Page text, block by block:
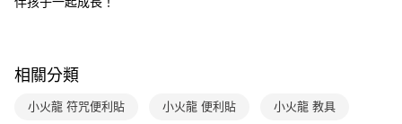
帳／街口支付／iPASS MONEY」等通路繳費。
用戶於交易時，得透過本服務購買商品或服務，並由商店將買賣／分期付款
2.基於同意付款使用「大哥付你分期」之契約關係目的，商店將以您的個人
※ 請注意：結帳手續完成當下不需立刻繳費，但若您需要取消訂單，請聯絡
購買商品的店家。未經商家同意取消之訂單仍視為有效，需透過AFTEE先享
後付繳納相關費用。
※ 交易是否成功請以「AFTEE先享後付 」之結帳頁面顯示為準，若有關於
每筆NT$70，滿NT$800(含以上)免運費
離島宅配（澎湖、金門、馬祖、小琉球；不適用於郵局i郵箱）
相關分類
小火龍 符咒便利貼 小火龍 便利貼 小火龍 教具